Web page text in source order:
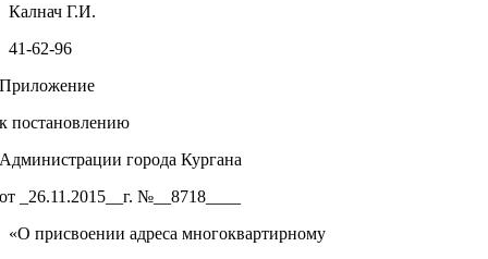
Калнач Г.И.
41-62-96
постановлению
города Кургана
_26.11.2015__г. №__8718____
«О присвоении адреса многоквартирному